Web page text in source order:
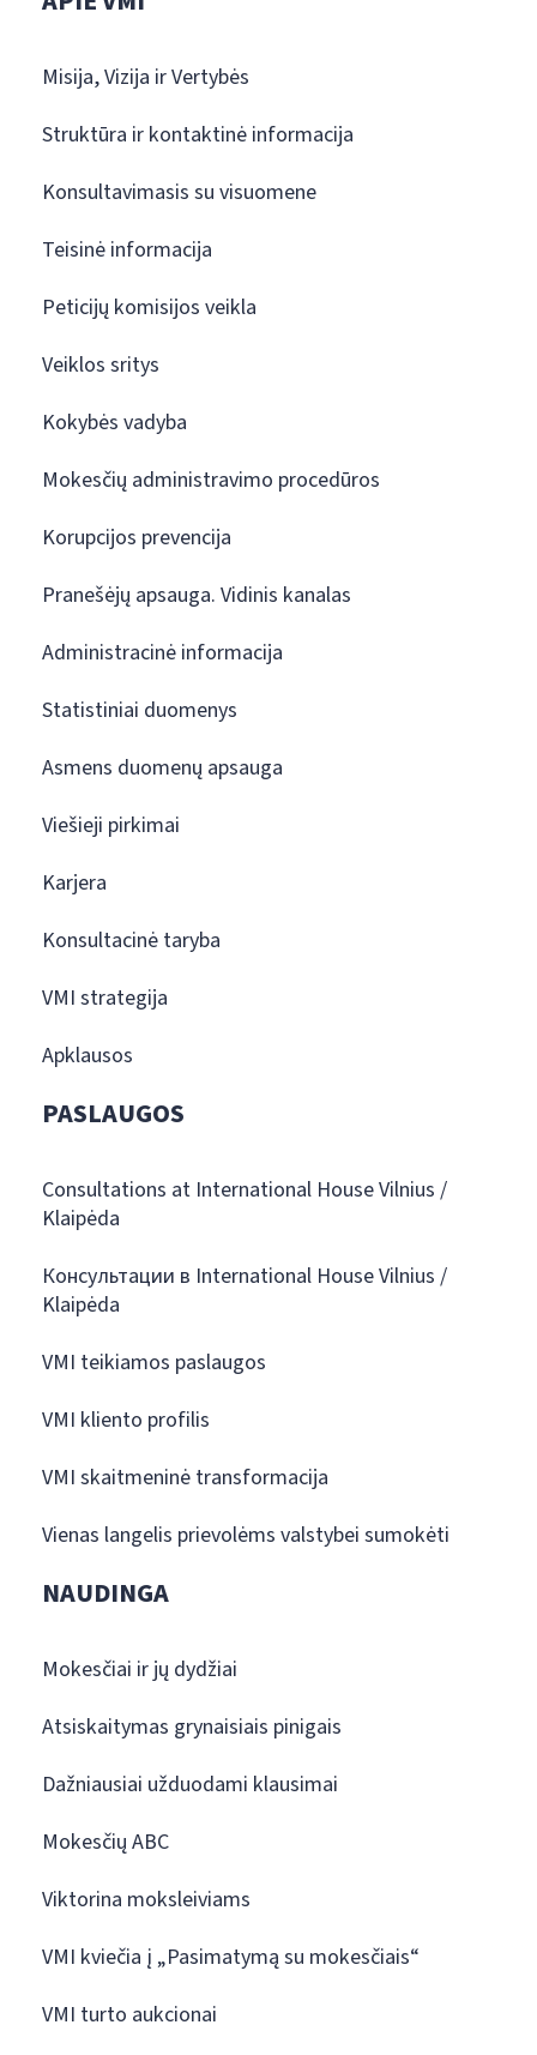
Misija, Vizija ir Vertybės
Struktūra ir kontaktinė informacija
Konsultavimasis su visuomene
Teisinė informacija
Peticijų komisijos veikla
Veiklos sritys
Kokybės vadyba
Mokesčių administravimo procedūros
Korupcijos prevencija
Pranešėjų apsauga. Vidinis kanalas
Administracinė informacija
Statistiniai duomenys
Asmens duomenų apsauga
Viešieji pirkimai
Karjera
Konsultacinė taryba
VMI strategija
Apklausos
PASLAUGOS
Consultations at International House Vilnius /
Klaipėda
Консультации в International House Vilnius /
Klaipėda
VMI teikiamos paslaugos
VMI kliento profilis
VMI skaitmeninė transformacija
Vienas langelis prievolėms valstybei sumokėti
NAUDINGA
Mokesčiai ir jų dydžiai
Atsiskaitymas grynaisiais pinigais
Dažniausiai užduodami klausimai
Mokesčių ABC
Viktorina moksleiviams
VMI kviečia į „Pasimatymą su mokesčiais“
VMI turto aukcionai